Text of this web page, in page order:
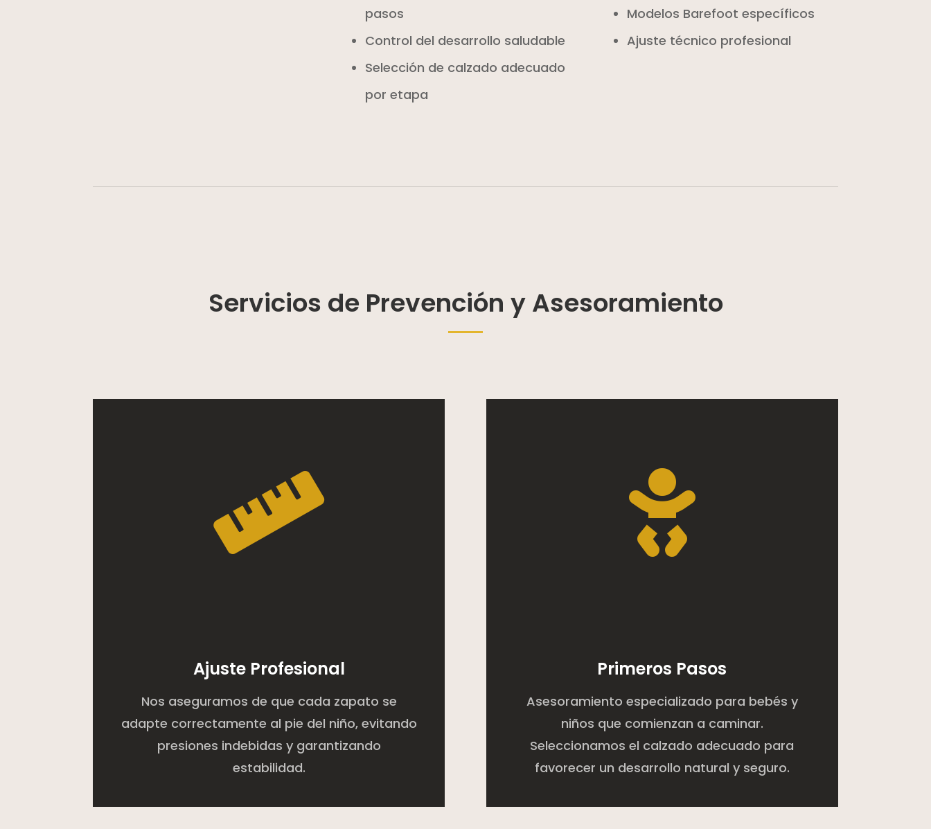
pasos
Control del desarrollo saludable
Selección de calzado adecuado
por etapa
Modelos Barefoot específicos
Ajuste técnico profesional
Servicios de Prevención y Asesoramiento

Ajuste Profesional
Nos aseguramos de que cada zapato se
adapte correctamente al pie del niño, evitando
presiones indebidas y garantizando
estabilidad.

Primeros Pasos
Asesoramiento especializado para bebés y
niños que comienzan a caminar.
Seleccionamos el calzado adecuado para
favorecer un desarrollo natural y seguro.